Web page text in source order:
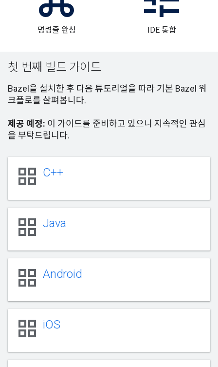
명령줄 완성 IDE 통합
첫 번째 빌드 가이드
Bazel을 설치한 후 다음 튜토리얼을 따라 기본 Bazel 워
크플로를 살펴봅니다.
제공 예정: 이 가이드를 준비하고 있으니 지속적인 관심
을 부탁드립니다.
grid_view C++
grid_view Java
grid_view Android
grid_view iOS